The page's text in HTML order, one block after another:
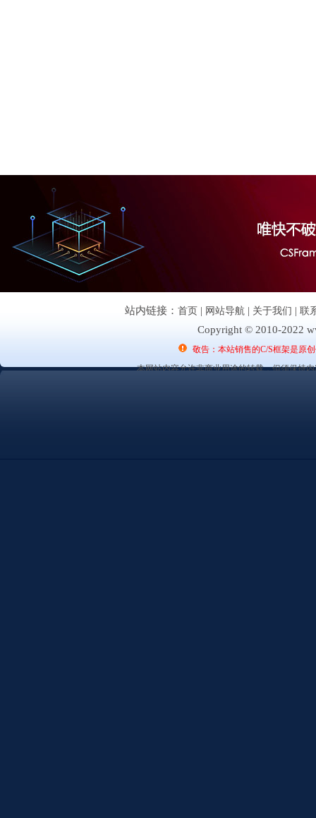
站内链接： 首页 | 网站导航 | 关于我们 | 联
Copyright © 2010-2022
敬告：本站销售的C/S框架是原
本网站内容允许非商业用途的转载，但须保持